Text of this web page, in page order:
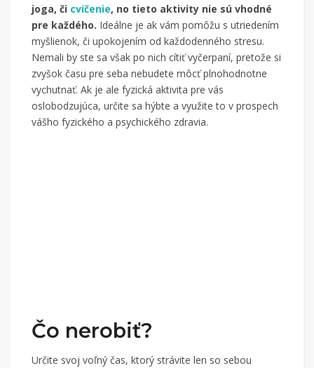
joga, či cvičenie, no tieto aktivity nie sú vhodné
pre každého. Ideálne je ak vám pomôžu s utriedením
myšlienok, či upokojením od každodenného stresu.
Nemali by ste sa však po nich cítiť vyčerpaní, pretože si
zvyšok času pre seba nebudete môcť plnohodnotne
vychutnať. Ak je ale fyzická aktivita pre vás
oslobodzujúca, určite sa hýbte a využite to v prospech
vášho fyzického a psychického zdravia.
Čo nerobiť?
Určite svoj voľný čas, ktorý strávite len so sebou